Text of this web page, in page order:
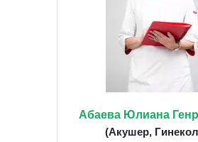
Абаева Юлиана
(Акушер,